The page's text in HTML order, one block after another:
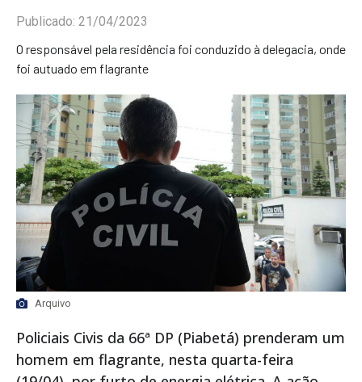
Publicado: 21/04/2023
O responsável pela residência foi conduzido à delegacia, onde
foi autuado em flagrante
Arquivo
Policiais Civis da 66ª DP (Piabetá) prenderam um
homem em flagrante, nesta quarta-feira